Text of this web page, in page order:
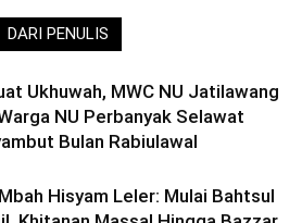
DARI PENULIS
Ukhuwah, MWC NU Jatilawang
NU Perbanyak Selawat
Bulan Rabiulawal
Hisyam Leler: Mulai Bahtsul